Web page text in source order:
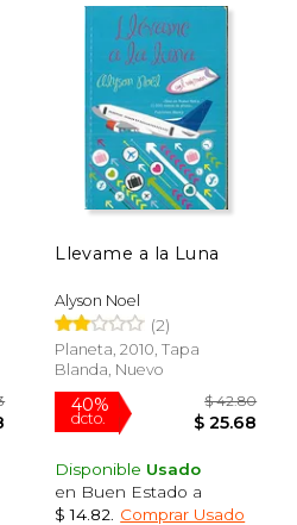
15%
dcto.
Llevame a la Luna
Alyson Noel
(2)
Planeta, 2010, Tapa
Blanda, Nuevo
Disponible Usado
en Buen Estado a
$ 14.82
Comprar Usado